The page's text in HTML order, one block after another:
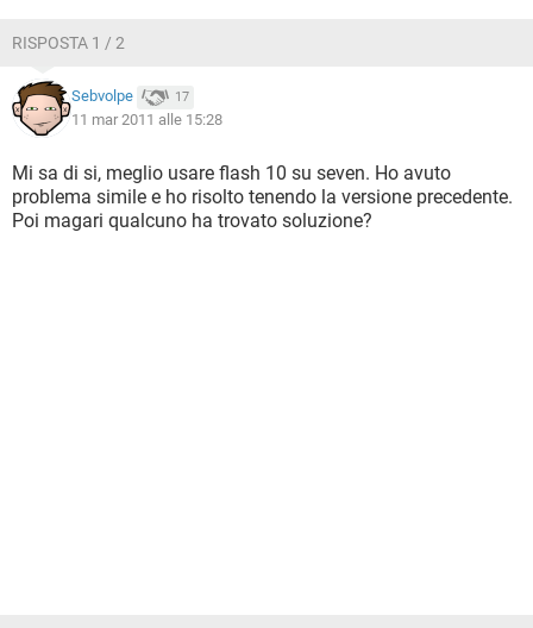
RISPOSTA 1 / 2
Sebvolpe 17
11 mar 2011 alle 15:28
Mi sa di si, meglio usare flash 10 su seven. Ho avuto
problema simile e ho risolto tenendo la versione precedente.
Poi magari qualcuno ha trovato soluzione?